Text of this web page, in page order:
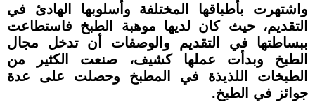
و اشتهرت بأطباقها المختلفة وأسلوبها الهادئ في
التقديم، حيث كان لديها موهبة الطبخ فاستطاعت
ببساطتها في التقديم والوصفات أن تدخل مجال
الطبخ وبدأت عملها كشيف، صنعت الكثير من
الطبخات اللذيذة في المطبخ وحصلت على عدة
جوائز في الطبخ.